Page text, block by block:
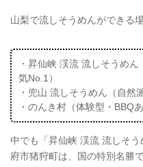
山梨で流しそうめんができる
・昇仙峡 渓流 流しそうめ
気No.1）
・兜山 流しそうめん（自然
・のんき村（体験型・BBQあ
中でも「昇仙峡 渓流 流しそ
府市猪狩町は、国の特別名勝